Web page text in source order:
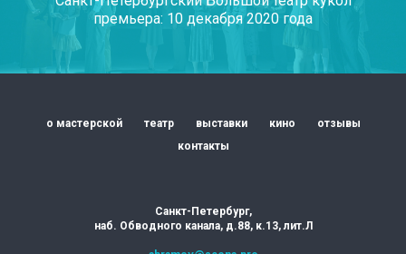
премьера: 10 декабря 2020 года
о мастерской театр выставки кино
отзывы
контакты
Санкт-Петербург,
наб. Обводного канала, д.88, к.13, лит.Л